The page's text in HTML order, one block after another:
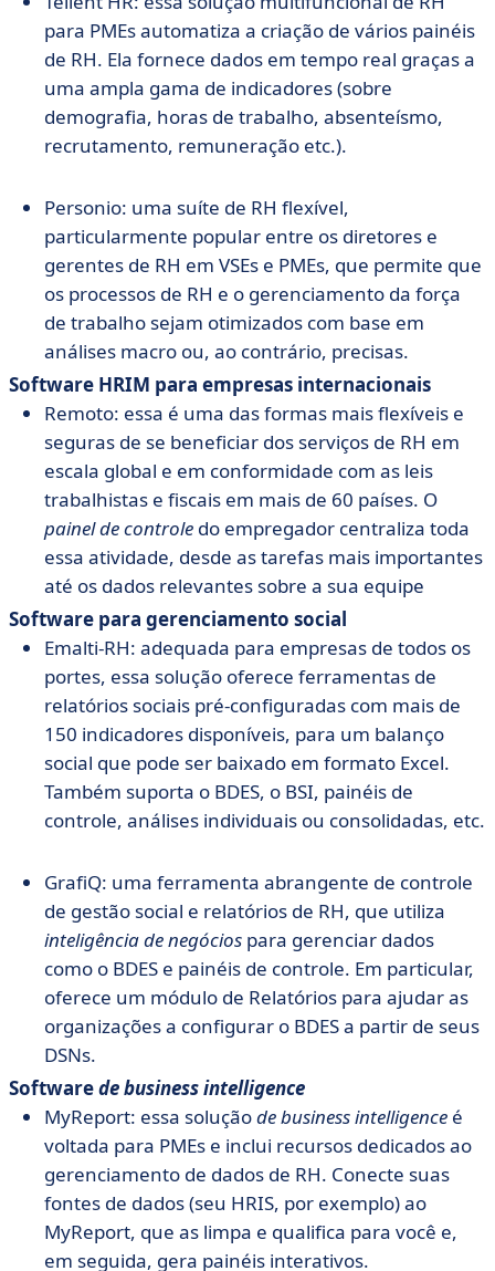
para PMEs automatiza a criação de vários painéis
de RH. Ela fornece dados em tempo real graças a
uma ampla gama de indicadores (sobre
demografia, horas de trabalho, absenteísmo,
recrutamento, remuneração etc.).
Personio: uma suíte de RH flexível,
particularmente popular entre os diretores e
gerentes de RH em VSEs e PMEs, que permite que
os processos de RH e o gerenciamento da força
de trabalho sejam otimizados com base em
análises macro ou, ao contrário, precisas.
Software HRIM para empresas internacionais
Remoto: essa é uma das formas mais flexíveis e
seguras de se beneficiar dos serviços de RH em
escala global e em conformidade com as leis
trabalhistas e fiscais em mais de 60 países. O
painel de controle do empregador centraliza toda
essa atividade, desde as tarefas mais importantes
até os dados relevantes sobre a sua equipe
Software para gerenciamento social
Emalti-RH: adequada para empresas de todos os
portes, essa solução oferece ferramentas de
relatórios sociais pré-configuradas com mais de
150 indicadores disponíveis, para um balanço
social que pode ser baixado em formato Excel.
Também suporta o BDES, o BSI, painéis de
controle, análises individuais ou consolidadas, etc.
GrafiQ: uma ferramenta abrangente de controle
de gestão social e relatórios de RH, que utiliza
inteligência de negócios para gerenciar dados
como o BDES e painéis de controle. Em particular,
oferece um módulo de Relatórios para ajudar as
organizações a configurar o BDES a partir de seus
DSNs.
Softwarede business intelligence
MyReport: essa soluçãode business intelligence é
voltada para PMEs e inclui recursos dedicados ao
gerenciamento de dados de RH. Conecte suas
fontes de dados (seu HRIS, por exemplo) ao
MyReport, que as limpa e qualifica para você e,
em seguida, gera painéis interativos.